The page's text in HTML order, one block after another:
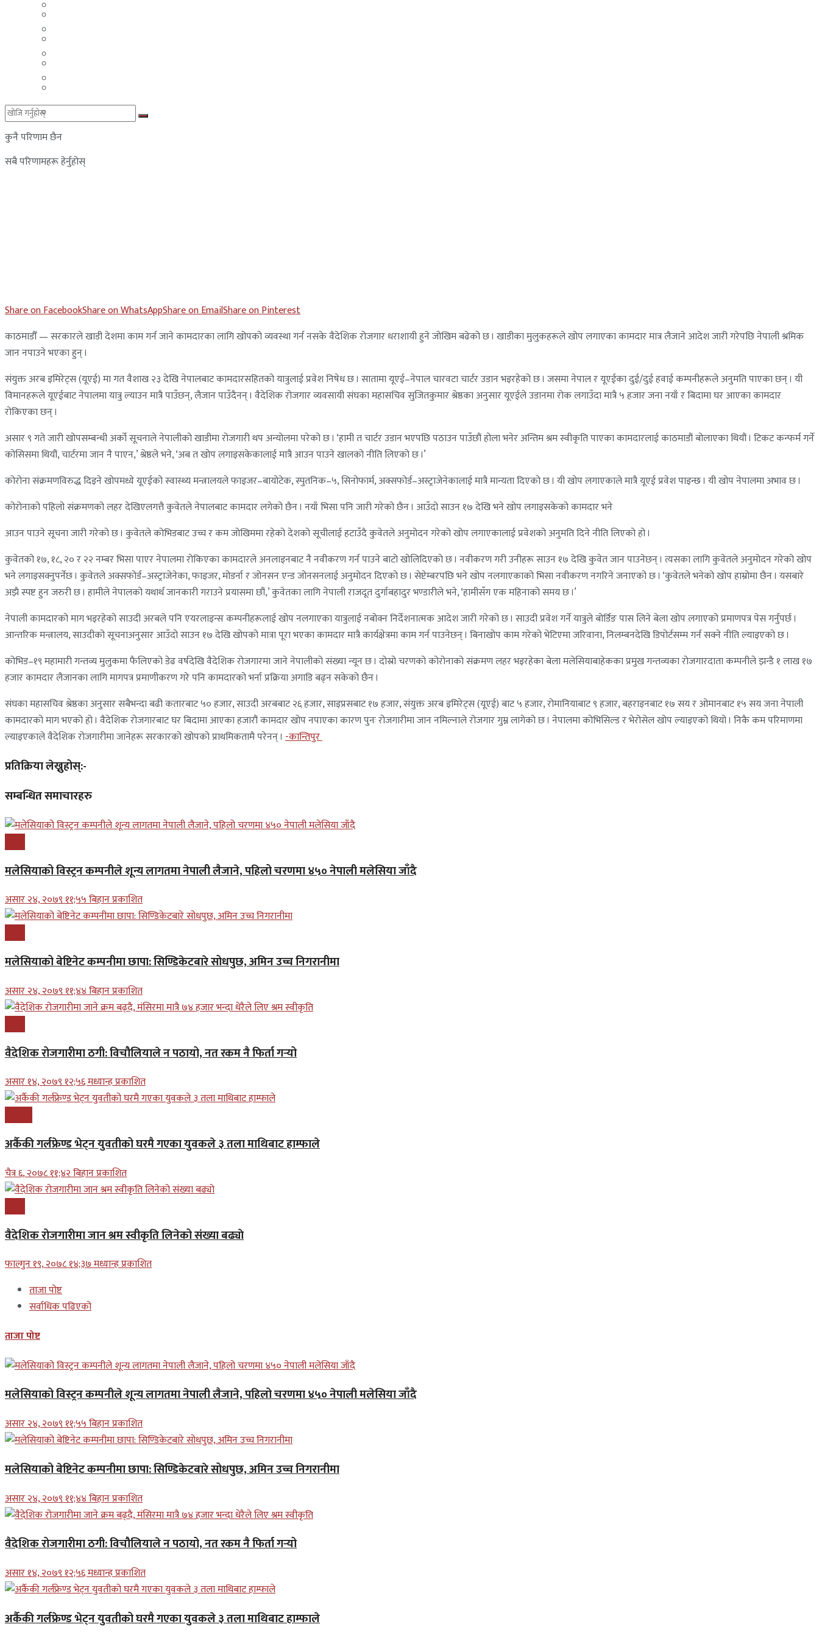
कुनै परिणाम छैन
सबै परिणामहरू हेर्नुहोस्
Share on FacebookShare on WhatsAppShare on EmailShare on Pinterest
काठमाडौँ — सरकारले खाडी देशमा काम गर्न जाने कामदारका लागि खोपको व्यवस्था गर्न नसके वैदेशिक रोजगार धराशायी हुने जोखिम बढेको छ । खाडीका मुलुकहरूले खोप लगाएका कामदार मात्र लैजाने आदेश जारी गरेपछि नेपाली श्रमिक
जान नपाउने भएका हुन् ।
संयुक्त अरब इमिरेट्स (यूएई) मा गत वैशाख २३ देखि नेपालबाट कामदारसहितको यात्रुलाई प्रवेश निषेध छ । सातामा यूएई–नेपाल चारवटा चार्टर उडान भइरहेको छ । जसमा नेपाल र यूएईका दुई/दुई हवाई कम्पनीहरूले अनुमति पाएका छन् । यी
विमानहरूले यूएईबाट नेपालमा यात्रु ल्याउन मात्रै पाउँछन्, लैजान पाउँदैनन् । वैदेशिक रोजगार व्यवसायी संघका महासचिव सुजितकुमार श्रेष्ठका अनुसार यूएईले उडानमा रोक लगाउँदा मात्रै ५ हजार जना नयाँ र बिदामा घर आएका कामदार
रोकिएका छन् ।
असार ९ गते जारी खोपसम्बन्धी अर्को सूचनाले नेपालीको खाडीमा रोजगारी थप अन्योलमा परेको छ । ‘हामी त चार्टर उडान भएपछि पठाउन पाउँछौं होला भनेर अन्तिम श्रम स्वीकृति पाएका कामदारलाई काठमाडौं बोलाएका थियौं । टिकट कन्फर्म गर्ने
कोसिसमा थियौं, चार्टरमा जान नै पाएन,’ श्रेष्ठले भने, ‘अब त खोप लगाइसकेकालाई मात्रै आउन पाउने खालको नीति लिएको छ ।’
कोरोना संक्रमणविरुद्ध दिइने खोपमध्ये यूएईको स्वास्थ्य मन्त्रालयले फाइजर–बायोटेक, स्पुतनिक–५, सिनोफार्म, अक्सफोर्ड–अस्ट्राजेनेकालाई मात्रै मान्यता दिएको छ । यी खोप लगाएकाले मात्रै यूएई प्रवेश पाइन्छ । यी खोप नेपालमा अभाव छ ।
कोरोनाको पहिलो संक्रमणको लहर देखिएलगत्तै कुवेतले नेपालबाट कामदार लगेको छैन । नयाँ भिसा पनि जारी गरेको छैन । आउँदो साउन १७ देखि भने खोप लगाइसकेको कामदार भने
आउन पाउने सूचना जारी गरेको छ । कुवेतले कोभिडबाट उच्च र कम जोखिममा रहेको देशको सूचीलाई हटाउँदै कुवेतले अनुमोदन गरेको खोप लगाएकालाई प्रवेशको अनुमति दिने नीति लिएको हो ।
कुवेतको १७, १८, २० र २२ नम्बर भिसा पाएर नेपालमा रोकिएका कामदारले अनलाइनबाट नै नवीकरण गर्न पाउने बाटो खोलिदिएको छ । नवीकरण गरी उनीहरू साउन १७ देखि कुवेत जान पाउनेछन् । त्यसका लागि कुवेतले अनुमोदन गरेको खोप
भने लगाइसक्नुपर्नेछ । कुवेतले अक्सफोर्ड–अस्ट्राजेनेका, फाइजर, मोडर्ना र जोनसन एन्ड जोनसनलाई अनुमोदन दिएको छ । सेप्टेम्बरपछि भने खोप नलगाएकाको भिसा नवीकरण नगरिने जनाएको छ । ‘कुवेतले भनेको खोप हाम्रोमा छैन । यसबारे
अझै स्पष्ट हुन जरुरी छ । हामीले नेपालको यथार्थ जानकारी गराउने प्रयासमा छौं,’ कुवेतका लागि नेपाली राजदूत दुर्गाबहादुर भण्डारीले भने, ‘हामीसँग एक महिनाको समय छ ।’
नेपाली कामदारको माग भइरहेको साउदी अरबले पनि एयरलाइन्स कम्पनीहरूलाई खोप नलगाएका यात्रुलाई नबोक्न निर्देशनात्मक आदेश जारी गरेको छ । साउदी प्रवेश गर्ने यात्रुले बोर्डिङ पास लिने बेला खोप लगाएको प्रमाणपत्र पेस गर्नुपर्छ ।
आन्तरिक मन्त्रालय, साउदीको सूचनाअनुसार आउँदो साउन १७ देखि खोपको मात्रा पूरा भएका कामदार मात्रै कार्यक्षेत्रमा काम गर्न पाउनेछन् । बिनाखोप काम गरेको भेटिएमा जरिवाना, निलम्बनदेखि डिपोर्टसम्म गर्न सक्ने नीति ल्याइएको छ ।
कोभिड–१९ महामारी गन्तव्य मुलुकमा फैलिएको डेढ वर्षदेखि वैदेशिक रोजगारमा जाने नेपालीको संख्या न्यून छ । दोस्रो चरणको कोरोनाको संक्रमण लहर भइरहेका बेला मलेसियाबाहेकका प्रमुख गन्तव्यका रोजगारदाता कम्पनीले झन्डै १ लाख १७
हजार कामदार लैजानका लागि मागपत्र प्रमाणीकरण गरे पनि कामदारको भर्ना प्रक्रिया अगाडि बढ्न सकेको छैन ।
संघका महासचिव श्रेष्ठका अनुसार सबैभन्दा बढी कतारबाट ५० हजार, साउदी अरबबाट २६ हजार, साइप्रसबाट १७ हजार, संयुक्त अरब इमिरेट्स (यूएई) बाट ५ हजार, रोमानियाबाट ९ हजार, बहराइनबाट १७ सय र ओमानबाट १५ सय जना नेपाली
कामदारको माग भएको हो । वैदेशिक रोजगारबाट घर बिदामा आएका हजारौं कामदार खोप नपाएका कारण पुनः रोजगारीमा जान नमिल्नाले रोजगार गुम्न लागेको छ । नेपालमा कोभिसिल्ड र भेरोसेल खोप ल्याइएको थियो । निकै कम परिमाणमा
ल्याइएकाले वैदेशिक रोजगारीमा जानेहरू सरकारको खोपको प्राथमिकतामै परेनन् । -कान्तिपुर
प्रतिक्रिया लेख्नुहोस्:-
सम्बन्धित समाचारहरु
मलेसियाको विस्ट्रन कम्पनीले शून्य लागतमा नेपाली लैजाने, पहिलो चरणमा ४५० नेपाली मलेसिया जाँदै
असार २४, २०७९ ११;५५ बिहान प्रकाशित
मलेसियाको बेष्टिनेट कम्पनीमा छापा: सिण्डिकेटबारे सोधपुछ, अमिन उच्च निगरानीमा
असार २४, २०७९ ११;४४ बिहान प्रकाशित
वैदेशिक रोजगारीमा ठगी: विचौलियाले न पठायो, नत रकम नै फिर्ता गर्‍यो
असार १४, २०७९ १२;५६ मध्यान्ह प्रकाशित
अर्कैकी गर्लफ्रेण्ड भेट्न युवतीको घरमै गएका युवकले ३ तला माथिबाट हाम्फाले
चैत्र ६, २०७८ ११;४२ बिहान प्रकाशित
वैदेशिक रोजगारीमा जान श्रम स्वीकृति लिनेको संख्या बढ्याे
फाल्गुन १९, २०७८ १४;३७ मध्यान्ह प्रकाशित
ताजा पोष्ट
सर्वाधिक पढिएको
ताजा पोष्ट
मलेसियाको विस्ट्रन कम्पनीले शून्य लागतमा नेपाली लैजाने, पहिलो चरणमा ४५० नेपाली मलेसिया जाँदै
असार २४, २०७९ ११;५५ बिहान प्रकाशित
मलेसियाको बेष्टिनेट कम्पनीमा छापा: सिण्डिकेटबारे सोधपुछ, अमिन उच्च निगरानीमा
असार २४, २०७९ ११;४४ बिहान प्रकाशित
वैदेशिक रोजगारीमा ठगी: विचौलियाले न पठायो, नत रकम नै फिर्ता गर्‍यो
असार १४, २०७९ १२;५६ मध्यान्ह प्रकाशित
अर्कैकी गर्लफ्रेण्ड भेट्न युवतीको घरमै गएका युवकले ३ तला माथिबाट हाम्फाले